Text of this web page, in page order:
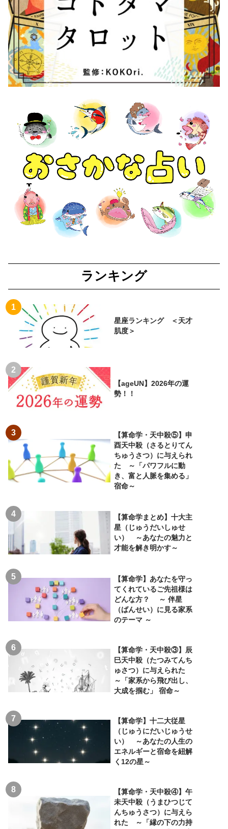
ランキング
星座ランキング ＜天才
肌度＞
【ageUN】2026年の運
勢！！
【算命学・天中殺⑤】申
酉天中殺（さるとりてん
ちゅうさつ）に与えられ
た ～「パワフルに動
き、富と人脈を集める」
宿命～
【算命学まとめ】十大主
星（じゅうだいしゅせ
い） ～あなたの魅力と
才能を解き明かす～
【算命学】あなたを守っ
てくれているご先祖様は
どんな方？ ～ 伴星
（ばんせい）に見る家系
のテーマ ～
【算命学・天中殺③】辰
巳天中殺（たつみてんち
ゅさつ）に与えられた
～「家系から飛び出し、
大成を掴む」 宿命～
【算命学】十二大従星
（じゅうにだいじゅうせ
い） ～あなたの人生の
エネルギーと宿命を紐解
く12の星～
【算命学・天中殺④】午
未天中殺（うまひつじて
んちゅうさつ）に与えら
れた ～「縁の下の力持